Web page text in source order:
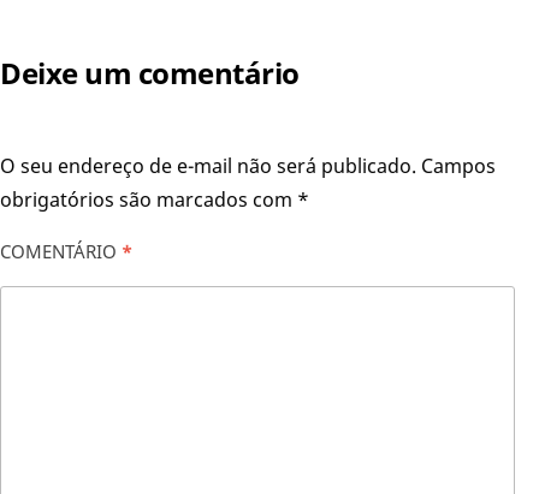
Deixe um comentário
O seu endereço de e-mail não será publicado. Campos
obrigatórios são marcados com *
COMENTÁRIO *